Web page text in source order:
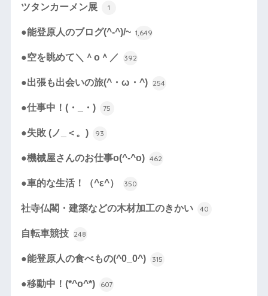
ツタンカーメン展 1
●能登原人のブログ(^-^)/~ 1,649
●空を眺めて＼＾o＾／ 392
●出張も出会いの旅(^・ω・^) 254
●仕事中！(・_・) 75
●失敗 (ノ_＜。) 93
●機械屋さんのお仕事o(^-^o) 462
●車的な生活！（^ε^） 350
社寺仏閣・建築などの木材加工のきかい 40
自転車競技 248
●能登原人の食べもの(^0_0^) 315
●移動中！(*^o^*) 607